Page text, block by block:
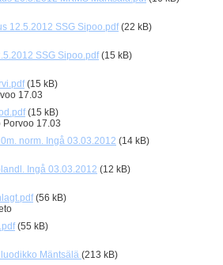
12.5.2012 SSG Sipoo.pdf (22 kB)
SSG Sipoo.pdf (15 kB)
(15 kB)
17.03
(15 kB)
17.03
norm. Ingå 03.03.2012 (14 kB)
Ingå 03.03.2012 (12 kB)
(56 kB)
(55 kB)
Mäntsälä (213 kB)